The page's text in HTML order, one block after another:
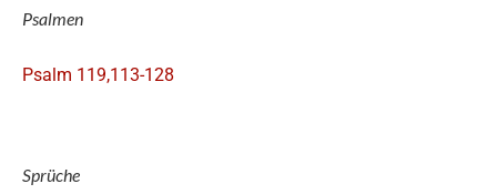
Psalmen
Psalm 119,113-128
Sprüche